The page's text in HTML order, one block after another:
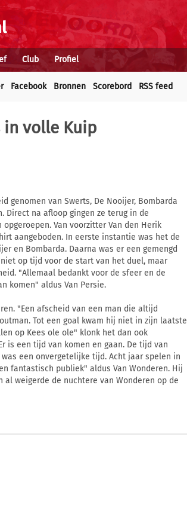
Club Profiel
Facebook Bronnen Scorebord RSS feed
in volle Kuip
genomen van Swerts, De Nooijer, Bombarda
Direct na afloop gingen ze terug in de
Van voorzitter Van den Herik
aangeboden. In eerste instantie was het de
en Bombarda. Daarna was er een gemengd
op tijd voor de start van het duel, maar
"Allemaal bedankt voor de sfeer en de
komen" aldus Van Persie.
"Een afscheid van een man die altijd
Tot een goal kwam hij niet in zijn laatste
op Kees ole ole" klonk het dan ook
is een tijd van komen en gaan. De tijd van
een onvergetelijke tijd. Acht jaar spelen in
fantastisch publiek" aldus Van Wonderen. Hij
weigerde de nuchtere van Wonderen op de